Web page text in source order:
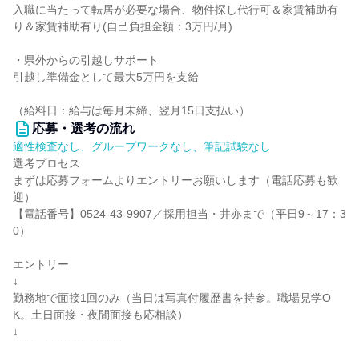
入職に当たって転居が必要な場合、物件探し代行可＆家賃補助有
り＆家賃補助有り(自己負担金額：3万円/月)
・県外からの引越しサポート
引越し準備金として最大5万円を支給
（給料日：給与は毎月末締、翌月15日支払い）
応募・選考の流れ
適性検査なし、グループワークなし、筆記試験なし
選考プロセス
まずは応募フォームよりエントリーお願いします（電話応募も歓
迎）
【電話番号】0524-43-9907／採用担当・井亦まで（平日9～17：3
0）
エントリー
↓
勤務地で面接1回のみ（当日は写真付履歴書を持参。職場見学O
K。土日面接・夜間面接も応相談）
↓